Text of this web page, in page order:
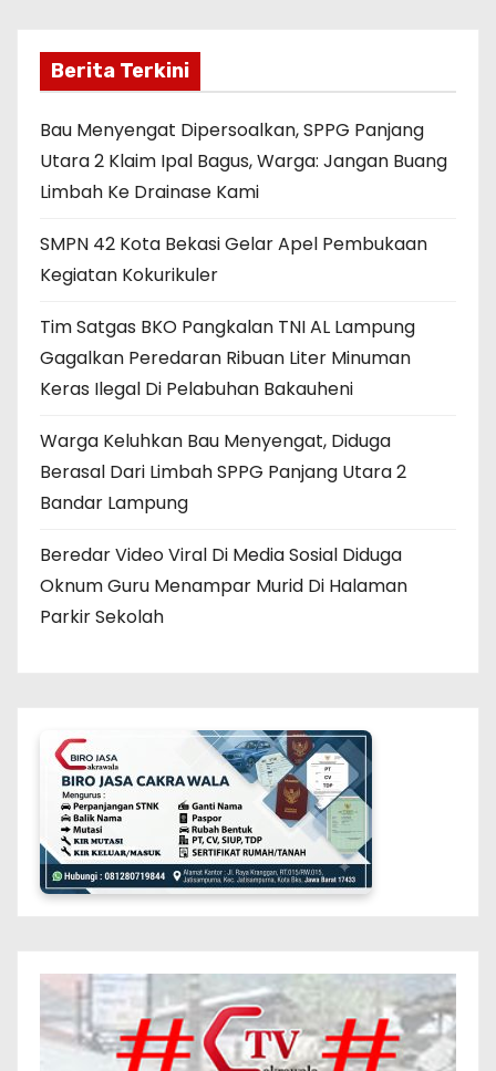
Berita Terkini
Bau Menyengat Dipersoalkan, SPPG Panjang
Utara 2 Klaim Ipal Bagus, Warga: Jangan Buang
Limbah Ke Drainase Kami
SMPN 42 Kota Bekasi Gelar Apel Pembukaan
Kegiatan Kokurikuler
Tim Satgas BKO Pangkalan TNI AL Lampung
Gagalkan Peredaran Ribuan Liter Minuman
Keras Ilegal Di Pelabuhan Bakauheni
Warga Keluhkan Bau Menyengat, Diduga
Berasal Dari Limbah SPPG Panjang Utara 2
Bandar Lampung
Beredar Video Viral Di Media Sosial Diduga
Oknum Guru Menampar Murid Di Halaman
Parkir Sekolah